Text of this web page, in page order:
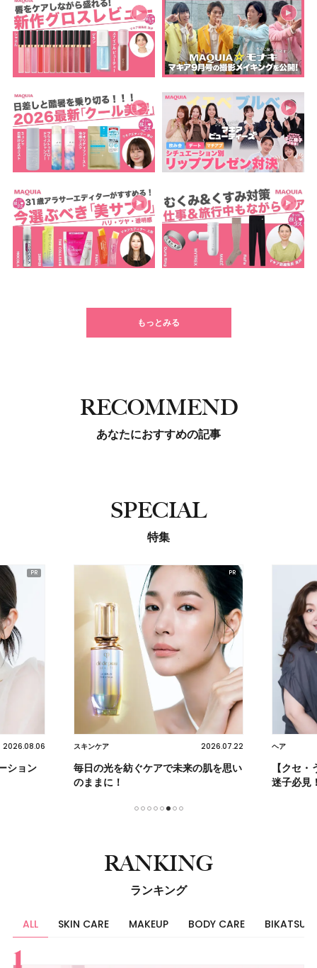
もっとみる
RECOMMEND
あなたにおすすめの記事
SPECIAL
特集
2026.08.06
ション
スキンケア 2026.07.22
毎日の光を紡ぐケアで未来の肌を思い
のままに！
ヘア
【クセ
迷子必見
RANKING
ランキング
ALL SKIN CARE MAKEUP BODY CARE BIKATSU
すべて
スキンケア
メイク
ボディケア
美活
ヘア
ライフスタイル
ビューティーズ